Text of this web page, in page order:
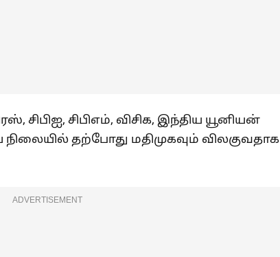
சிபிஐ, சிபிஎம், விசிக, இந்திய யூனியன்
தற்போது மதிமுகவும் விலகுவதாக
ADVERTISEMENT